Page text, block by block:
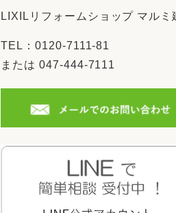
LIXILリフォームショップ マルミ
TEL：0120-7111-81
または 047-444-7111